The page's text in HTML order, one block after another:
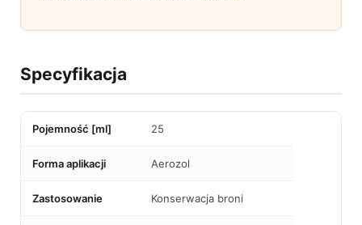
Specyfikacja
Pojemność [ml] 25
Forma aplikacji Aerozol
Zastosowanie Konserwacja broni